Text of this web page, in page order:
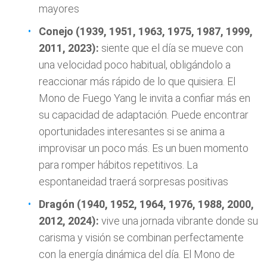
mayores
Conejo (1939, 1951, 1963, 1975, 1987, 1999,
2011, 2023): siente que el día se mueve con
una velocidad poco habitual, obligándolo a
reaccionar más rápido de lo que quisiera. El
Mono de Fuego Yang le invita a confiar más en
su capacidad de adaptación. Puede encontrar
oportunidades interesantes si se anima a
improvisar un poco más. Es un buen momento
para romper hábitos repetitivos. La
espontaneidad traerá sorpresas positivas
Dragón (1940, 1952, 1964, 1976, 1988, 2000,
2012, 2024): vive una jornada vibrante donde su
carisma y visión se combinan perfectamente
con la energía dinámica del día. El Mono de